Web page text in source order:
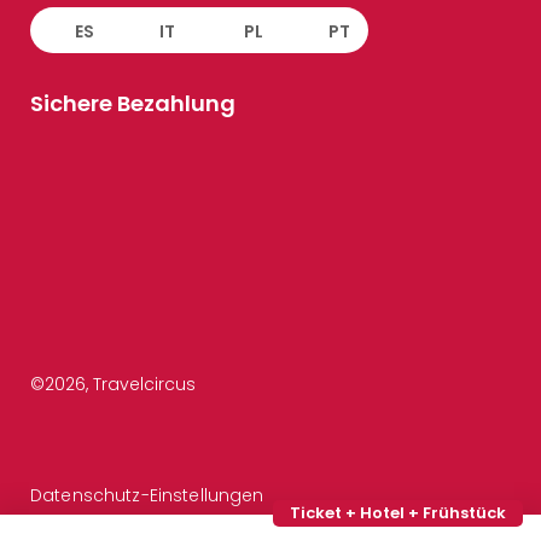
Ticket + Hotel + Frühstück
ES IT PL PT
Sichere Bezahlung
©2026, Travelcircus
Datenschutz-Einstellungen